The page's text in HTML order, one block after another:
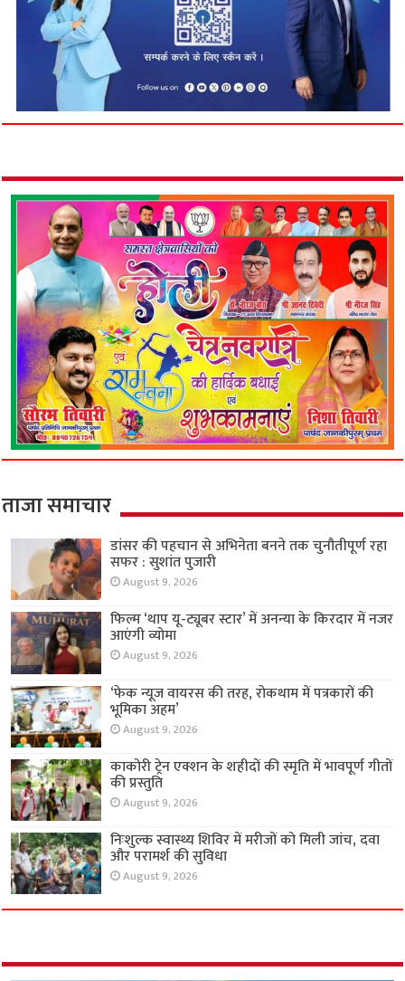
ताजा समाचार
डांसर की पहचान से अभिनेता बनने तक चुनौतीपूर्ण रहा
सफर : सुशांत पुजारी
August 9, 2026
फिल्म ‘थाप यू-ट्यूबर स्टार’ में अनन्या के किरदार में नजर
आएंगी व्योमा
August 9, 2026
‘फेक न्यूज वायरस की तरह, रोकथाम में पत्रकारों की
भूमिका अहम’
August 9, 2026
काकोरी ट्रेन एक्शन के शहीदों की स्मृति में भावपूर्ण गीतों
की प्रस्तुति
August 9, 2026
निःशुल्क स्वास्थ्य शिविर में मरीजों को मिली जांच, दवा
और परामर्श की सुविधा
August 9, 2026